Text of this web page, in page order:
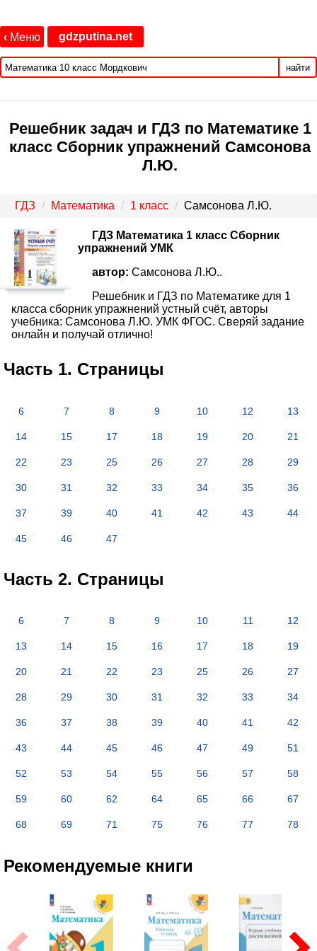
‹ Меню gdzputina.net
найти
Решебник задач и ГДЗ по Математике 1
класс Сборник упражнений Самсонова
Л.Ю.
ГДЗ Математика 1 класс Самсонова Л.Ю.
ГДЗ Математика 1 класс Сборник
упражнений УМК
автор: Самсонова Л.Ю..
Решебник и ГДЗ по Математике для 1
класса сборник упражнений устный счёт, авторы
учебника: Самсонова Л.Ю. УМК ФГОС. Сверяй задание
онлайн и получай отлично!
Часть 1. Страницы
6 7 8 9 10 12 13
14 15 17 18 19 20 21
22 23 25 26 27 28 29
30 31 32 33 34 35 36
37 39 40 41 42 43 44
45 46 47
Часть 2. Страницы
6 7 8 9 10 11 12
13 14 15 16 17 18 19
20 21 22 23 25 26 27
28 29 30 31 32 33 34
36 37 38 39 40 41 42
43 44 45 46 47 49 51
52 53 54 55 56 57 58
59 60 62 64 65 66 67
68 69 71 75 76 77 78
Рекомендуемые книги